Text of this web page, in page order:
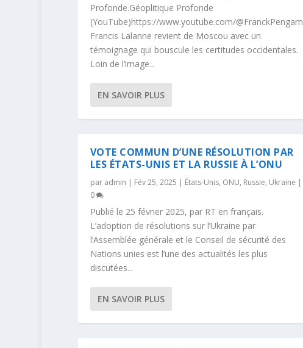
Profonde.Géoplitique Profonde
(YouTube)https://www.youtube.com/@FranckPengam
Francis Lalanne revient de Moscou avec un
témoignage qui bouscule les certitudes occidentales.
Loin de l’image...
EN SAVOIR PLUS
VOTE COMMUN D’UNE RÉSOLUTION PAR
LES ÉTATS-UNIS ET LA RUSSIE À L’ONU
par admin | Fév 25, 2025 | États-Unis, ONU, Russie, Ukraine |
0
Publié le 25 février 2025, par RT en français.
L’adoption de résolutions sur l’Ukraine par
l’Assemblée générale et le Conseil de sécurité des
Nations unies est l’une des actualités les plus
discutées...
EN SAVOIR PLUS